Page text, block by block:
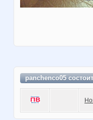
panchenco05